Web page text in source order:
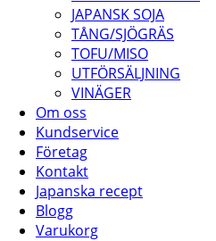
JAPANSK SOJA
TÅNG/SJÖGRÄS
TOFU/MISO
UTFÖRSÄLJNING
VINÄGER
Om oss
Kundservice
Företag
Kontakt
Japanska recept
Blogg
Varukorg